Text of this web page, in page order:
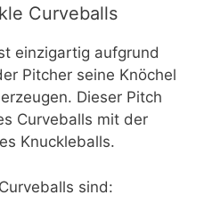
Curveballs
einzigartig aufgrund
Pitcher seine Knöchel
Dieser Pitch
Curveballs mit der
Knuckleballs.
sind: